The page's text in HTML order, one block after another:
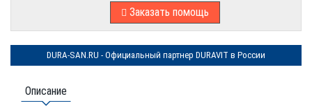
Заказать помощь
DURA-SAN.RU - Официальный партнер DURAVIT в России
Описание